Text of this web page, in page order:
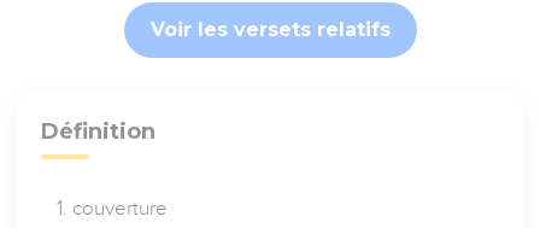
Voir les versets relatifs
Définition
couverture